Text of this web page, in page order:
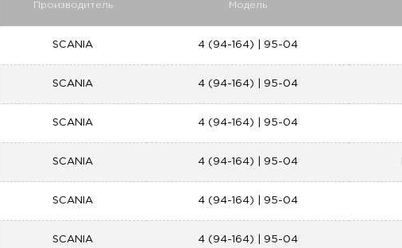
Производитель Модель
SCANIA 4 (94-164) | 95-04
SCANIA 4 (94-164) | 95-04
SCANIA 4 (94-164) | 95-04
SCANIA 4 (94-164) | 95-04
SCANIA 4 (94-164) | 95-04
SCANIA 4 (94-164) | 95-04